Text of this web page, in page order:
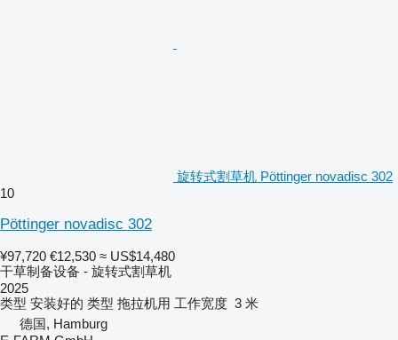
旋转式割草机 Pöttinger novadisc 302
10
Pöttinger novadisc 302
¥97,720 €12,530 ≈ US$14,480
干草制备设备 - 旋转式割草机
2025
类型 安装好的 类型 拖拉机用 工作宽度 3 米
德国, Hamburg